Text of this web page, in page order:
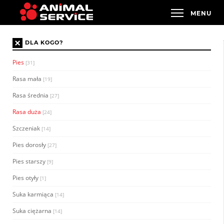
× DLA KOGO?
Pies [31]
Rasa mała [19]
Rasa średnia [27]
Rasa duża [24]
Szczeniak [14]
Pies dorosły [27]
Pies starszy [9]
Pies otyły [1]
Suka karmiąca [14]
Suka ciężarna [14]